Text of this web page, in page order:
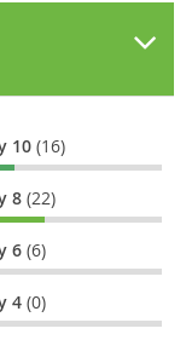
10(16)
8(22)
6(6)
4(0)